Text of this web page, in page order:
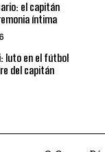
el capitán
íntima
luto en el fútbol
del capitán